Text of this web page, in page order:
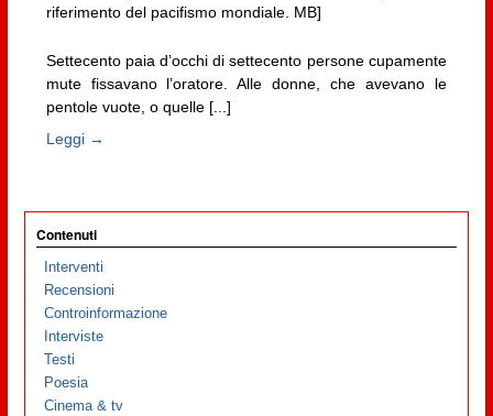
riferimento del pacifismo mondiale. MB]
Settecento paia d’occhi di settecento persone cupamente
mute fissavano l’oratore. Alle donne, che avevano le
pentole vuote, o quelle [...]
Leggi →
Contenuti
Interventi
Recensioni
Controinformazione
Interviste
Testi
Poesia
Cinema & tv